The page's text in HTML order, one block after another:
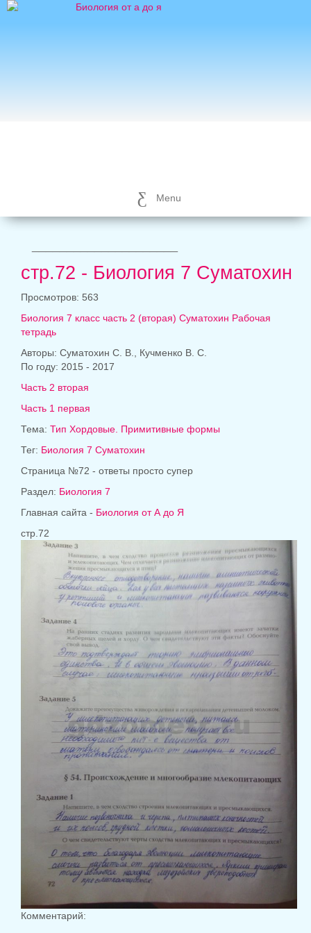
Menu
стр.72 - Биология 7 Суматохин
Просмотров: 563
Биология 7 класс часть 2 (вторая) Суматохин Рабочая
тетрадь
Авторы: Суматохин С. В., Кучменко В. С.
По году: 2015 - 2017
Часть 2 вторая
Часть 1 первая
Тема: Тип Хордовые. Примитивные формы
Тег: Биология 7 Суматохин
Страница №72 - ответы просто супер
Раздел: Биология 7
Главная сайта - Биология от А до Я
стр.72
Комментарий: